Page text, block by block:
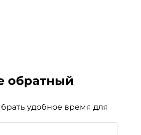
обратный
удобное время для